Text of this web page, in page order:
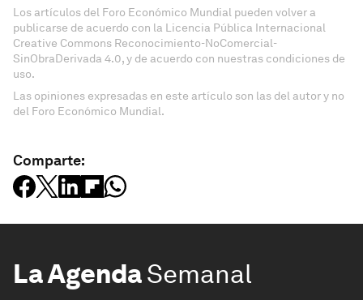
Los artículos del Foro Económico Mundial pueden volver a
publicarse de acuerdo con la Licencia Pública Internacional
Creative Commons Reconocimiento-NoComercial-
SinObraDerivada 4.0, y de acuerdo con nuestras condiciones de
uso.
Las opiniones expresadas en este artículo son las del autor y no
del Foro Económico Mundial.
Comparte:
La AgendaSemanal